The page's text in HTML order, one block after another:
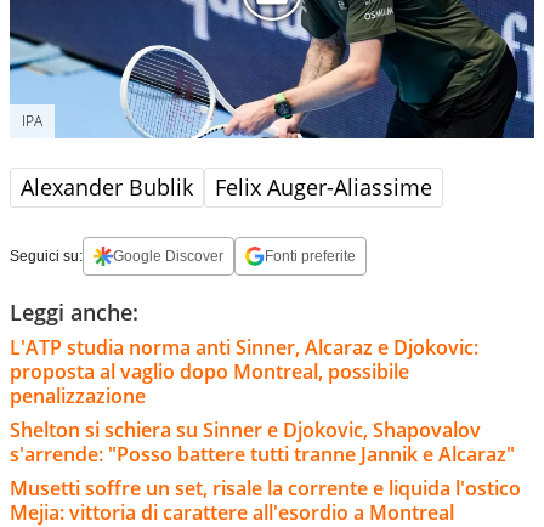
IPA
Alexander Bublik Felix Auger-Aliassime
Seguici su: Google Discover Fonti preferite
Leggi anche:
L'ATP studia norma anti Sinner, Alcaraz e Djokovic:
proposta al vaglio dopo Montreal, possibile
penalizzazione
Shelton si schiera su Sinner e Djokovic, Shapovalov
s'arrende: "Posso battere tutti tranne Jannik e Alcaraz"
Musetti soffre un set, risale la corrente e liquida l'ostico
Mejia: vittoria di carattere all'esordio a Montreal